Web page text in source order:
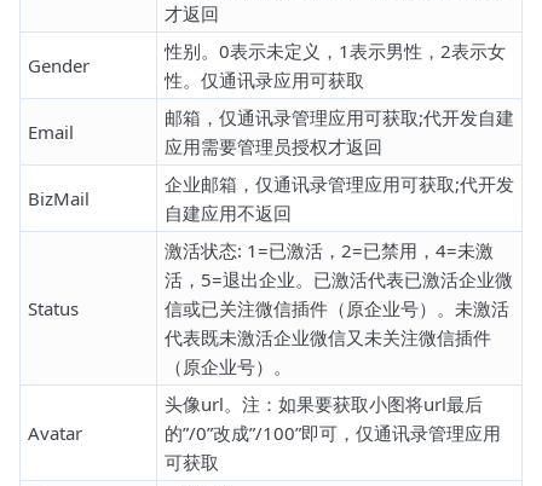
才返回
Gender
性别。0表示未定义，1表示男性，2表示女
性。仅通讯录应用可获取
Email
邮箱，仅通讯录管理应用可获取;代开发自建
应用需要管理员授权才返回
BizMail
企业邮箱，仅通讯录管理应用可获取;代开发
自建应用不返回
Status
激活状态: 1=已激活，2=已禁用，4=未激
活，5=退出企业。已激活代表已激活企业微
信或已关注微信插件（原企业号）。未激活
代表既未激活企业微信又未关注微信插件
（原企业号）。
Avatar
头像url。注：如果要获取小图将url最后
的”/0”改成”/100”即可，仅通讯录管理应用
可获取